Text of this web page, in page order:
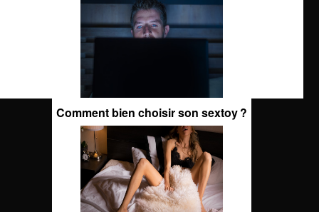
Comment bien choisir son sextoy ?